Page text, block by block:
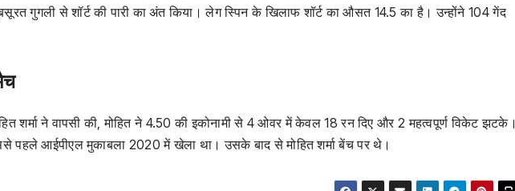
गुगली से शॉर्ट की पारी का अंत किया। लेग स्पिन के खिलाफ शॉर्ट का औसत 14.5 का है। उन्होंने 104 गेंद
शर्मा ने वापसी की, मोहित ने 4.50 की इकोनामी से 4 ओवर में केवल 18 रन दिए और 2 महत्वपूर्ण विकेट झटके।
पहले आईपीएल मुकाबला 2020 में खेला था। उसके बाद से मोहित शर्मा बेंच पर थे।